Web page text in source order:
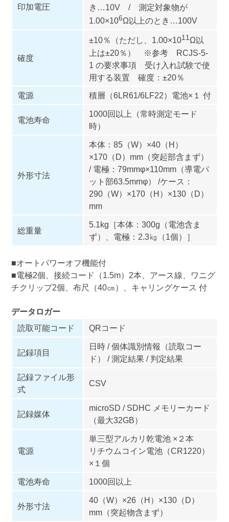
印加電圧
き…10V / 測定対象物が
1.00×106Ω以上のとき…100V
確度
±10％（ただし、1.00×1011Ω以
上は±20％） ※参考 RCJS-5-
1 の要求事項 受け入れ試験で使
用する装置 確度：±20％
電源
積層（6LR61/6LF22）電池×１ 付
電池寿命
1000回以上（常時測定モード
時）
外形寸法
本体：85（W）×40（H）
×170（D）mm（突起部含まず）
/ 電極：79mmφ×110mm（導電パ
ット部63.5mmφ） /ケース：
290（W）×170（H）×130（D）
mm
総重量
5.1kg［本体：300g（電池含ま
ず）、電極：2.3㎏（1個）］
■オートパワーオフ機能付
■電極2個、接続コード（1.5m）2本、アース線、ワニグ
チクリップ2個、布尺（40㎝）、キャリングケース 付
データロガー
読取可能コード QRコード
記録項目
日時 / 個体識別情報（読取コー
ド） / 測定結果 / 判定結果
記録ファイル形
式
CSV
記録媒体
microSD / SDHC メモリーカード
（最大32GB）
電源
単三型アルカリ乾電池 ×２本
リチウムコイン電池（CR1220）
×１個
電池寿命
1000回以上
外形寸法
40（W）×26（H）×130（D）
mm（突起物含まず）